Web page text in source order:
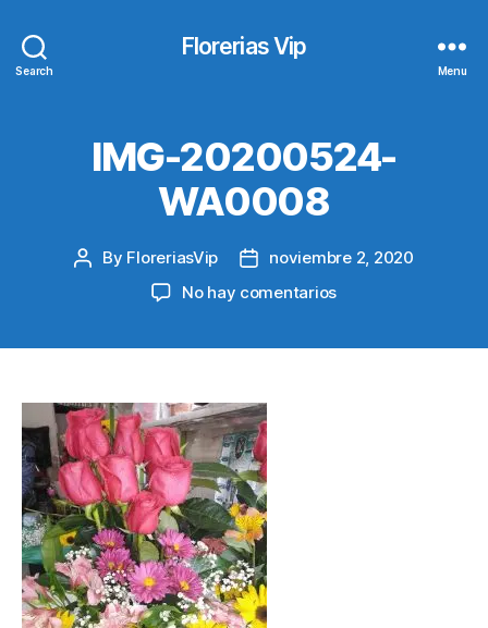
Search
Florerias Vip
Menu
IMG-20200524-
WA0008
Post
By FloreriasVip
Postnoviembre 2, 2020
No hay comentariosen